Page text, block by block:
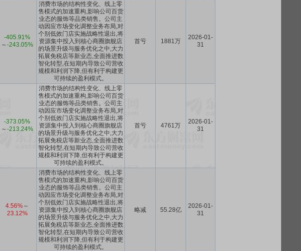
-405.91%
～-243.05%
消费市场的结构性变化、线上零
售模式的加速重构,影响公司百货
业态的服饰等品类销售。公司主
动因应市场变化调整业务布局,对
个别低效门店实施战略性退出,将
资源集中投入到核心商圈旗舰店
的场景升级与服务优化之中,大力
拓展免税店等新业态,全面推进数
智化转型,在短期内导致公司营收
规模和利润下降,但有利于构建更
可持续的盈利模式。
首亏 1881万
2026-01-
31
-373.05%
～-213.24%
消费市场的结构性变化、线上零
售模式的加速重构,影响公司百货
业态的服饰等品类销售。公司主
动因应市场变化调整业务布局,对
个别低效门店实施战略性退出,将
资源集中投入到核心商圈旗舰店
的场景升级与服务优化之中,大力
拓展免税店等新业态,全面推进数
智化转型,在短期内导致公司营收
规模和利润下降,但有利于构建更
可持续的盈利模式。
首亏 4761万
2026-01-
31
4.56%～
23.12%
消费市场的结构性变化、线上零
售模式的加速重构,影响公司百货
业态的服饰等品类销售。公司主
动因应市场变化调整业务布局,对
个别低效门店实施战略性退出,将
资源集中投入到核心商圈旗舰店
的场景升级与服务优化之中,大力
拓展免税店等新业态,全面推进数
智化转型,在短期内导致公司营收
规模和利润下降,但有利于构建更
可持续的盈利模式。
略减 55.28亿
2026-01-
31